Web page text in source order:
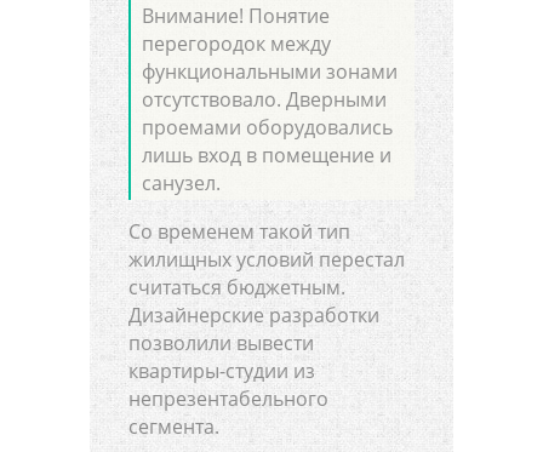
Внимание! Понятие
перегородок между
функциональными зонами
отсутствовало. Дверными
проемами оборудовались
лишь вход в помещение и
санузел.
Со временем такой тип
жилищных условий перестал
считаться бюджетным.
Дизайнерские разработки
позволили вывести
квартиры-студии из
непрезентабельного
сегмента.